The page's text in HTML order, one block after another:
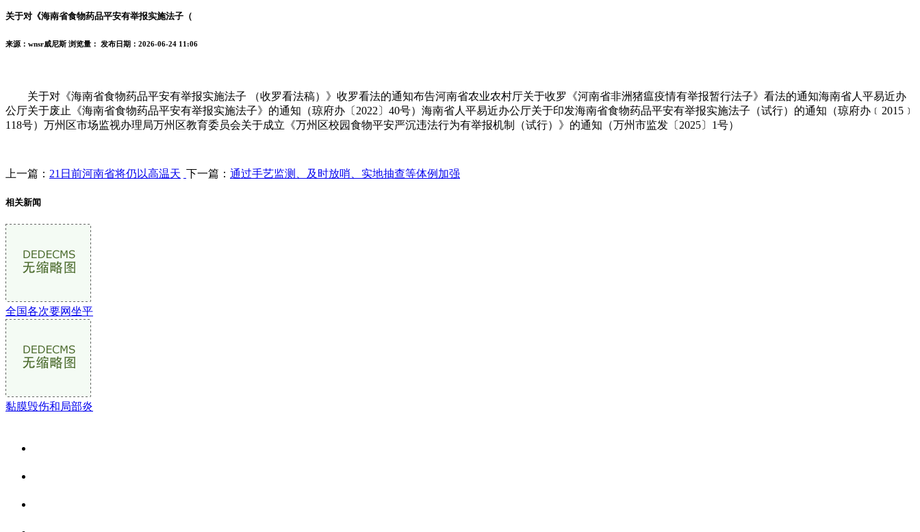
关于对《海南省食物药品平安有举报实施法子（
来源：wnsr威尼斯 浏览量： 发布日期：2026-06-24 11:06
关于对《海南省食物药品平安有举报实施法子 （收罗看法稿）》收罗看法的通知布告河南省农业农村厅关于收罗《河南省非洲猪瘟疫情有举报暂行法子》看法的通知海南省人平易近办
公厅关于废止《海南省食物药品平安有举报实施法子》的通知（琼府办〔2022〕40号）海南省人平易近办公厅关于印发海南省食物药品平安有举报实施法子（试行）的通知（琼府办﹝2015﹞
118号）万州区市场监视办理局万州区教育委员会关于成立《万州区校园食物平安严沉违法行为有举报机制（试行）》的通知（万州市监发〔2025〕1号）
上一篇： 21日前河南省将仍以高温天 下一篇： 通过手艺监测、及时放哨、实地抽查等体例加强
相关新闻
全国各次要网坐平
黏膜毁伤和局部炎